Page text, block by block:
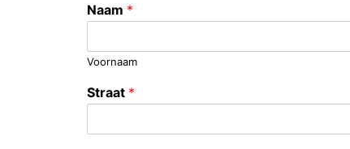
Naam *
Voornaam
Straat *